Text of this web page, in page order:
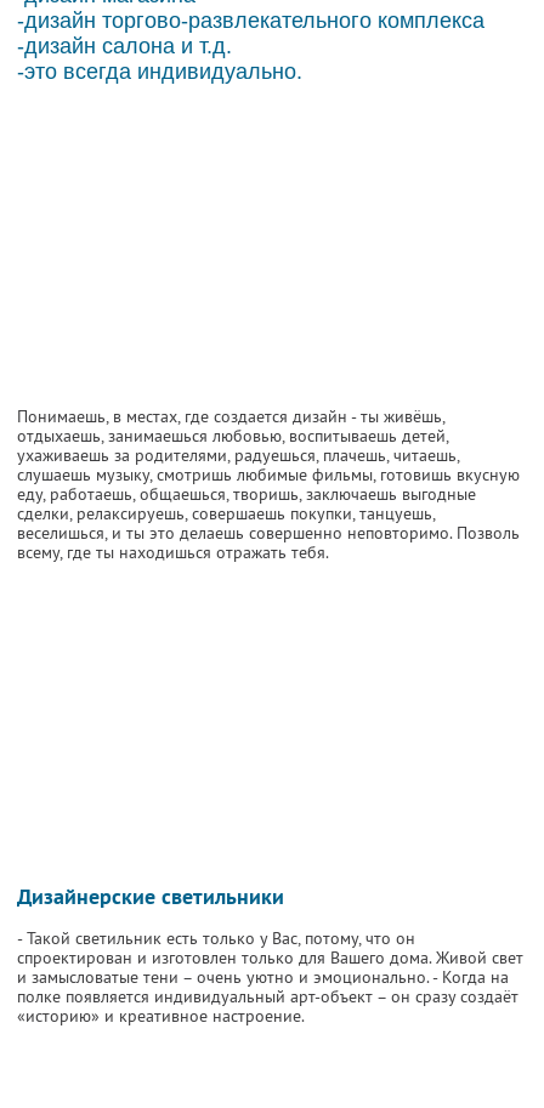
-дизайн торгово-развлекательного комплекса
-дизайн салона и т.д.
-это всегда индивидуально.
Понимаешь, в местах, где создается дизайн - ты живёшь,
отдыхаешь, занимаешься любовью, воспитываешь детей,
ухаживаешь за родителями, радуешься, плачешь, читаешь,
слушаешь музыку, смотришь любимые фильмы, готовишь вкусную
еду, работаешь, общаешься, творишь, заключаешь выгодные
сделки, релаксируешь, совершаешь покупки, танцуешь,
веселишься, и ты это делаешь совершенно неповторимо. Позволь
всему, где ты находишься отражать тебя.
Дизайнерские светильники
- Такой светильник есть только у Вас, потому, что он
спроектирован и изготовлен только для Вашего дома. Живой свет
и замысловатые тени – очень уютно и эмоционально. - Когда на
полке появляется индивидуальный арт-объект – он сразу создаёт
«историю» и креативное настроение.